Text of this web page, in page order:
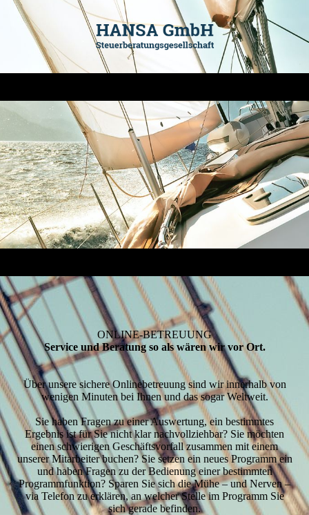
ONLINE-BETREUUNG
Service und Beratung so als wären wir vor Ort.
Über unsere sichere Onlinebetreuung sind wir innerhalb von
wenigen Minuten bei Ihnen und das sogar Weltweit.
Sie haben Fragen zu einer Auswertung, ein bestimmtes
Ergebnis ist für Sie nicht klar nachvollziehbar? Sie möchten
einen schwierigen Geschäftsvorfall zusammen mit einem
unserer Mitarbeiter buchen? Sie setzen ein neues Programm ein
und haben Fragen zu der Bedienung einer bestimmten
Programmfunktion? Sparen Sie sich die Mühe – und Nerven –
via Telefon zu erklären, an welcher Stelle im Programm Sie
sich gerade befinden.